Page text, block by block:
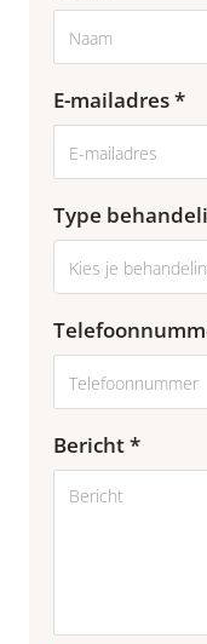
E-mailadres *
Type
Bericht *